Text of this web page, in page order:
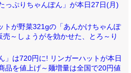
っぷりちゃんぽん」が本日27日(月)
トが野菜321gの「あんかけちゃんぽ
～しょうがを効かせた、とろ～り
」は720円に! リンガーハットが本日
品を値上げ～麺増量は全国で20円値